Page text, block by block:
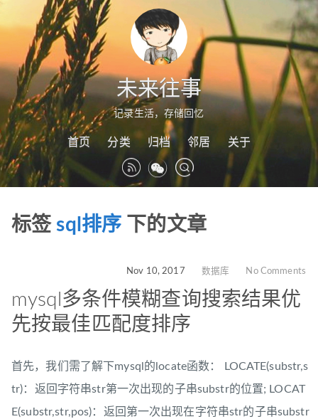
未来往事
记录生活，存储回忆
首页 分类 归档 邻居 关于
标签 sql排序 下的文章
Nov 10, 2017 数据库 No Comments
mysql多条件模糊查询搜索结果优
先按最佳匹配度排序
首先，我们需了解下mysql的locate函数： LOCATE(substr,s
tr)：返回字符串str第一次出现的子串substr的位置; LOCAT
E(substr,str,pos)：返回第一次出现在字符串str的子串substr